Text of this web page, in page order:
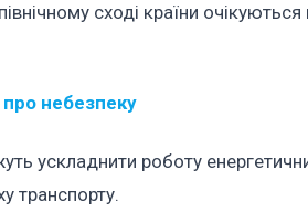
сході країни
про небезпеку
ускладнити роботу
транспорту.